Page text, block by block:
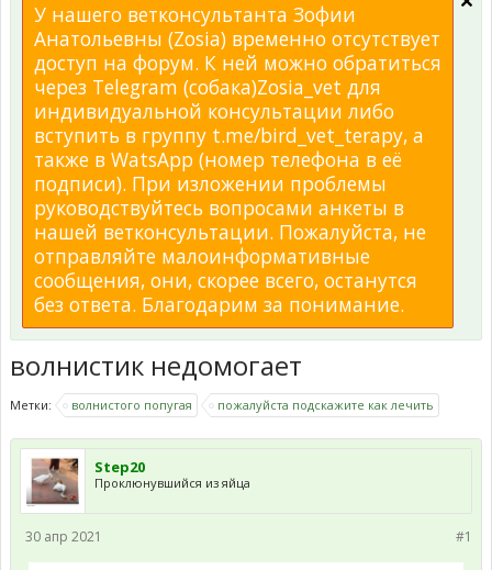
У нашего ветконсультанта Зофии
Анатольевны (Zosia) временно отсутствует
доступ на форум. К ней можно обратиться
через Telegram (собака)Zosia_vet для
индивидуальной консультации либо
вступить в группу t.me/bird_vet_terapy, а
также в WatsApp (номер телефона в её
подписи). При изложении проблемы
руководствуйтесь вопросами анкеты в
нашей ветконсультации. Пожалуйста, не
отправляйте малоинформативные
сообщения, они, скорее всего, останутся
без ответа. Благодарим за понимание.
волнистик недомогает
Метки: волнистого попугая пожалуйста подскажите как лечить
Step20
Проклюнувшийся из яйца
#1
30 апр 2021